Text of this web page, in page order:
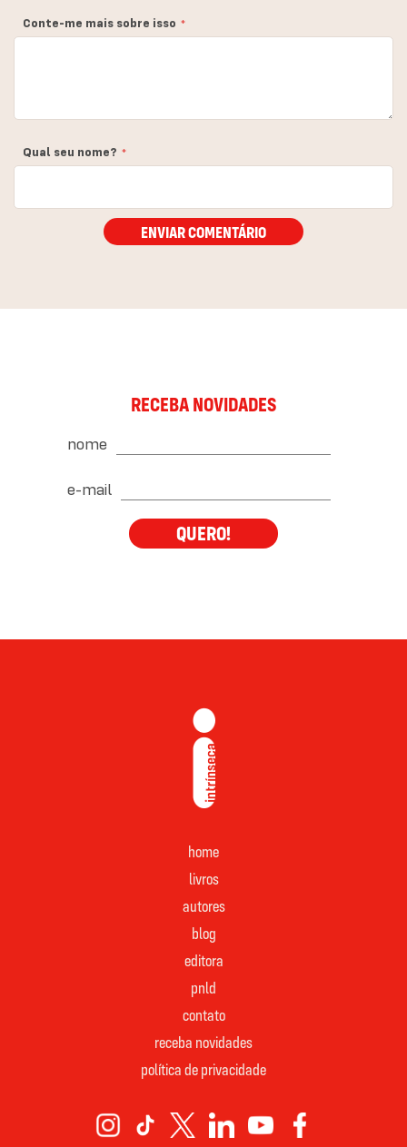
Conte-me mais sobre isso
Qual seu nome?
ENVIAR COMENTÁRIO
RECEBA NOVIDADES
nome
e-mail
QUERO!
home
livros
autores
blog
editora
pnld
contato
receba novidades
política de privacidade